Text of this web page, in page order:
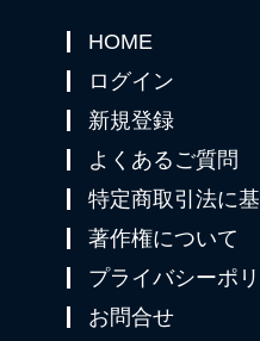
HOME
ログイン
新規登録
よくあるご質問
特定商取引法に
著作権について
プライバシーポ
お問合せ